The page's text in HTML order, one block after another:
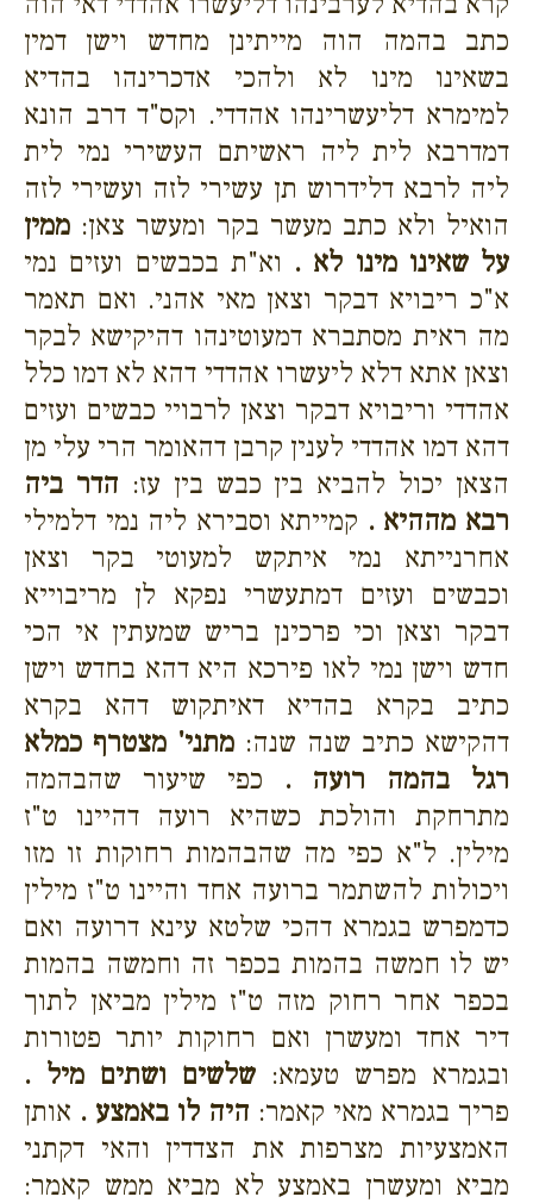
כתב בהמה הוה מייתינן מחדש וישן דמין
בשאינו מינו לא ולהכי אדכרינהו בהדיא
למימרא דליעשרינהו אהדדי. וקס"ד דרב הונא
דמדרבא לית ליה ראשיתם העשירי נמי לית
ליה לרבא דלידרוש תן עשירי לזה ועשירי לזה
הואיל ולא כתב מעשר בקר ומעשר צאן: ממין
על שאינו מינו לא . וא"ת בכבשים ועזים נמי
א"כ ריבויא דבקר וצאן מאי אהני. ואם תאמר
מה ראית מסתברא דמעוטינהו דהיקישא לבקר
וצאן אתא דלא ליעשרו אהדדי דהא לא דמו כלל
אהדדי וריבויא דבקר וצאן לרבויי כבשים ועזים
דהא דמו אהדדי לענין קרבן דהאומר הרי עלי מן
הצאן יכול להביא בין כבש בין עז: הדר ביה
רבא מההיא . קמייתא וסבירא ליה נמי דלמילי
אחרנייתא נמי איתקש למעוטי בקר וצאן
וכבשים ועזים דמתעשרי נפקא לן מריבוייא
דבקר וצאן וכי פרכינן בריש שמעתין אי הכי
חדש וישן נמי לאו פירכא היא דהא בחדש וישן
כתיב בקרא בהדיא דאיתקוש דהא בקרא
דהקישא כתיב שנה שנה: מתני' מצטרף כמלא
רגל בהמה רועה . כפי שיעור שהבהמה
מתרחקת והולכת כשהיא רועה דהיינו ט"ז
מילין. ל"א כפי מה שהבהמות רחוקות זו מזו
ויכולות להשתמר ברועה אחד והיינו ט"ז מילין
כדמפרש בגמרא דהכי שלטא עינא דרועה ואם
יש לו חמשה בהמות בכפר זה וחמשה בהמות
בכפר אחר רחוק מזה ט"ז מילין מביאן לתוך
דיר אחד ומעשרן ואם רחוקות יותר פטורות
ובגמרא מפרש טעמא: שלשים ושתים מיל .
פריך בגמרא מאי קאמר: היה לו באמצע . אותן
האמצעיות מצרפות את הצדדין והאי דקתני
מביא ומעשרן באמצע לא מביא ממש קאמר: